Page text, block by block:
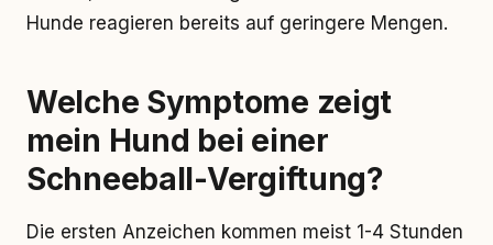
Hunde reagieren bereits auf geringere Mengen.
Welche Symptome zeigt
mein Hund bei einer
Schneeball-Vergiftung?
Die ersten Anzeichen kommen meist 1-4 Stunden